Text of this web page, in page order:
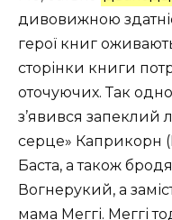
дивовижною
герої книг
сторінки книги
оточуючих. Так
з’явився запеклий
серце» Каприкорн
Баста, а також
Вогнерукий, а
мама Меггі. Меггі